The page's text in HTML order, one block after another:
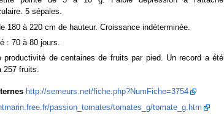
5 sépales.
180 à 220 cm de hauteur. Croissance indéterminée.
: 70 à 80 jours.
productivité de centaines de fruits par pied. Un record a été
257 fruits.
http://semeurs.net/fiche.php?NumFiche=3754
passion_tomates/tomates_g/tomate_g.htm